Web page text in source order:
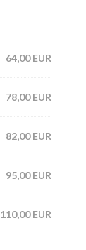
64,00 EUR
78,00 EUR
82,00 EUR
95,00 EUR
110,00 EUR